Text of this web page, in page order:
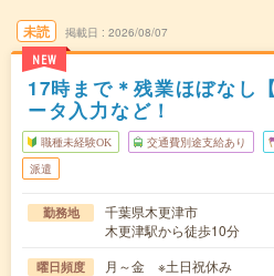
未読
NEW
掲載日 2026/08/07
17時まで＊残業ほぼなし
ータ入力など！
職種未経験OK 交通費別途支給あり
派遣
勤務地
千葉県木更津市
木更津駅から徒歩10分
曜日頻度 月～金 ※土日祝休み